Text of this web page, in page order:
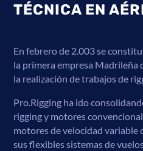
TÉCNICA EN
En febrero de 2.003 se
la primera empresa Madrileña
la realización de trabajos de
Pro.Rigging ha ido
rigging y motores
motores de velocidad
sus flexibles sistemas de